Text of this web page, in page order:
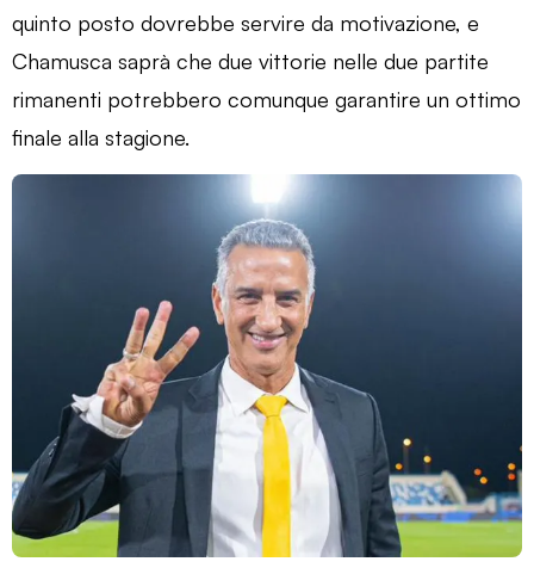
quinto posto dovrebbe servire da motivazione, e
Chamusca saprà che due vittorie nelle due partite
rimanenti potrebbero comunque garantire un ottimo
finale alla stagione.